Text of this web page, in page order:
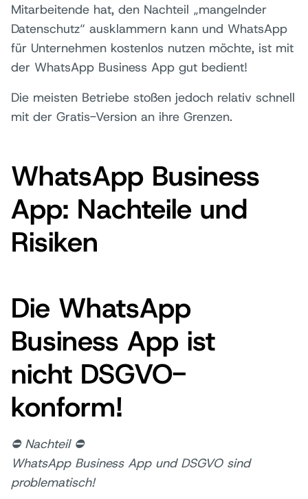
Mitarbeitende hat, den Nachteil „mangelnder
Datenschutz“ ausklammern kann und WhatsApp
für Unternehmen kostenlos nutzen möchte, ist mit
der WhatsApp Business App gut bedient!
Die meisten Betriebe stoßen jedoch relativ schnell
mit der Gratis-Version an ihre Grenzen.
WhatsApp Business
App: Nachteile und
Risiken
Die WhatsApp
Business App ist
nicht DSGVO-
konform!
⛔ Nachteil ⛔
WhatsApp Business App und DSGVO sind
problematisch!